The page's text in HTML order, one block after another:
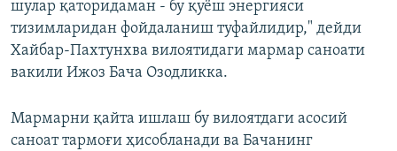
шулар қаторидаман - бу қуёш энергияси
тизимларидан фойдаланиш туфайлидир," дейди
Хайбар-Пахтунхва вилоятидаги мармар саноати
вакили Ижоз Бача Озодликка.
Мармарни қайта ишлаш бу вилоятдаги асосий
саноат тармоғи ҳисобланади ва Бачанинг